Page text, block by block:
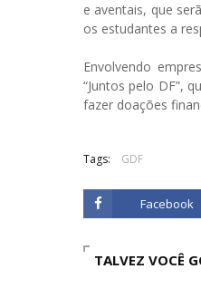
e aventais, que
os estudantes a
Envolvendo
“Juntos pelo DF”,
fazer doações
Tags: GDF
Facebook
TALVEZ VOCÊ